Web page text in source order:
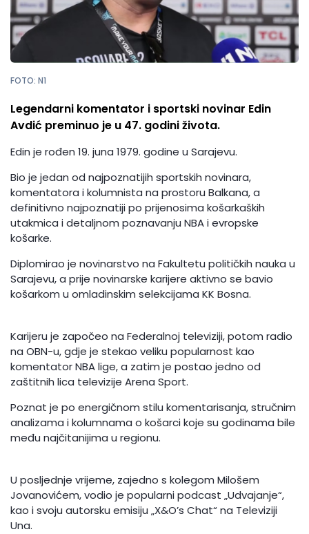
FOTO: N1
Legendarni komentator i sportski novinar Edin
Avdić preminuo je u 47. godini života.
Edin je rođen 19. juna 1979. godine u Sarajevu.
Bio je jedan od najpoznatijih sportskih novinara,
komentatora i kolumnista na prostoru Balkana, a
definitivno najpoznatiji po prijenosima košarkaških
utakmica i detaljnom poznavanju NBA i evropske
košarke.
Diplomirao je novinarstvo na Fakultetu političkih nauka u
Sarajevu, a prije novinarske karijere aktivno se bavio
košarkom u omladinskim selekcijama KK Bosna.
Karijeru je započeo na Federalnoj televiziji, potom radio
na OBN-u, gdje je stekao veliku popularnost kao
komentator NBA lige, a zatim je postao jedno od
zaštitnih lica televizije Arena Sport.
Poznat je po energičnom stilu komentarisanja, stručnim
analizama i kolumnama o košarci koje su godinama bile
među najčitanijima u regionu.
U posljednje vrijeme, zajedno s kolegom Milošem
Jovanovićem, vodio je popularni podcast „Udvajanje“,
kao i svoju autorsku emisiju „X&O’s Chat“ na Televiziji
Una.